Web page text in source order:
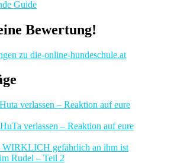
Bewertung!
verlassen – Reaktion auf eure
verlassen – Reaktion auf eure
WIRKLICH gefährlich an ihm ist
Rudel – Teil 2